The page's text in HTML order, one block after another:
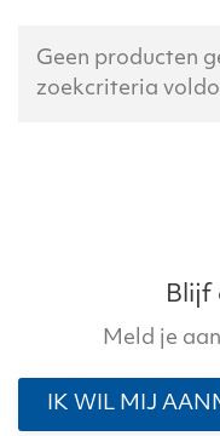
Geen producten
zoekcriteria
Blijf
Meld je
IK WIL MIJ